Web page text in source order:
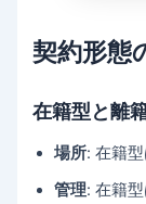
契約形態
在籍型と離
場所: 在籍
管理: 在籍